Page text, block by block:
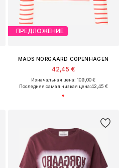
ПРЕДЛОЖЕНИЕ
MADS NORGAARD COPENHAGEN
42,45 €
Изначальная цена: 109,00 €
Последняя самая низкая цена:42,45 €